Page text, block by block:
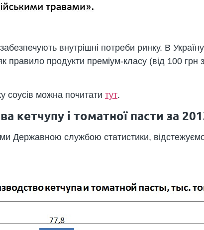
внутрішні потреби ринку. В
правило продукти преміум-класу (від 100 грн
соусів можна почитати тут.
кетчупу і томатної пасти за
Державною службою статистики, відстежуємо